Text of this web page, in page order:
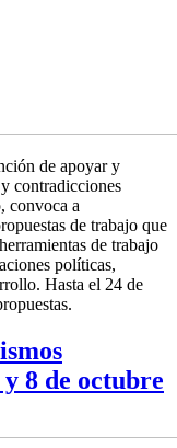
de apoyar y
contradicciones
convoca a
de trabajo que
de trabajo
políticas,
Hasta el 24 de
y 8 de octubre